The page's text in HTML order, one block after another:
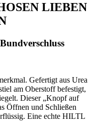
LIEBEN
Gefertigt aus Urea
am Oberstoff befestigt,
Dieser „Knopf auf
Öffnen und Schließen
Eine echte HILTL